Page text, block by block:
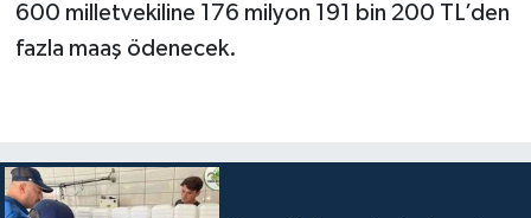
600 milletvekiline 176 milyon 191 bin 200 TL’den
fazla maaş ödenecek.